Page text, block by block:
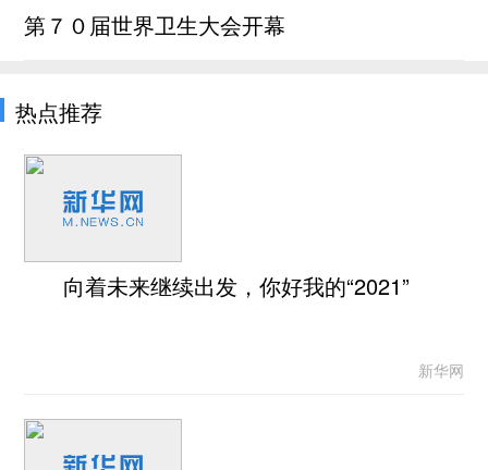
第７０届世界卫生大会开幕
热点推荐
向着未来继续出发，你好我的“2021”
新华网